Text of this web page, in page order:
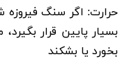
حرارت: اگر سنگ فیروزه
بسیار پایین قرار
بخورد یا بشکند